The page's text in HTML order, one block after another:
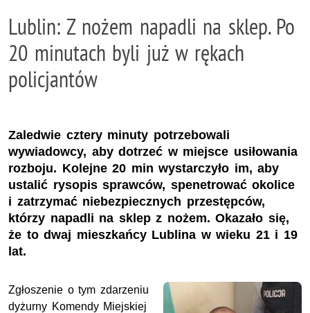
Lublin: Z nożem napadli na sklep. Po
20 minutach byli już w rękach
policjantów
Zaledwie cztery minuty potrzebowali
wywiadowcy, aby dotrzeć w miejsce usiłowania
rozboju. Kolejne 20 min wystarczyło im, aby
ustalić rysopis sprawców, spenetrować okolice
i zatrzymać niebezpiecznych przestępców,
którzy napadli na sklep z nożem. Okazało się,
że to dwaj mieszkańcy Lublina w wieku 21 i 19
lat.
Zgłoszenie o tym zdarzeniu
dyżurny Komendy Miejskiej